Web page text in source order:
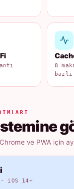
8
bazlı
ve PWA için
iOS 14+